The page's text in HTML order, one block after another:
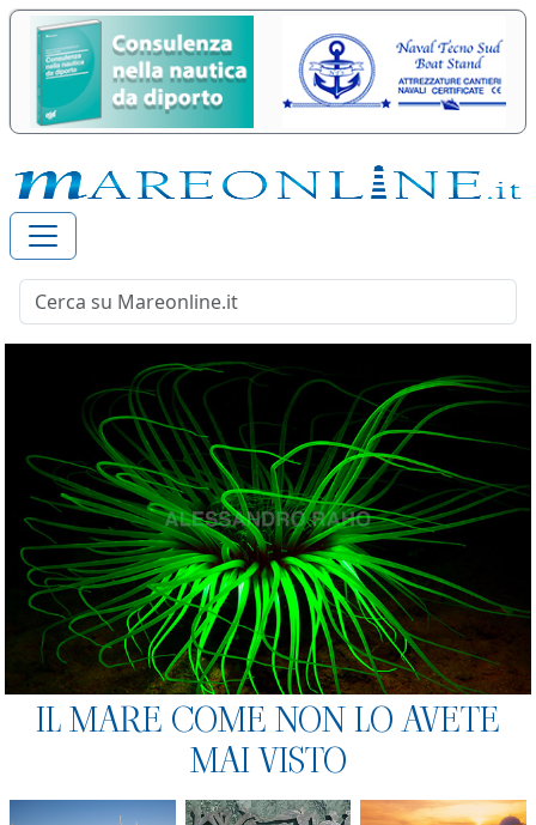
IL MARE COME NON LO AVETE
MAI VISTO